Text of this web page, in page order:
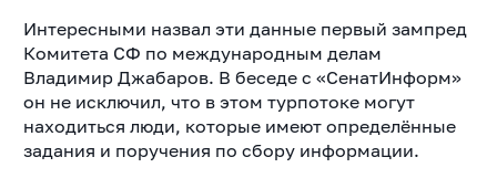
Интересными назвал эти данные первый зампред
Комитета СФ по международным делам
Владимир Джабаров. В беседе с «СенатИнформ»
он не исключил, что в этом турпотоке могут
находиться люди, которые имеют определённые
задания и поручения по сбору информации.